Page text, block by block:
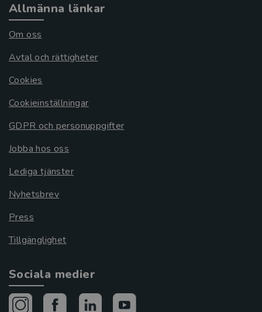
Allmänna länkar
Om oss
Avtal och rättigheter
Cookies
Cookieinställningar
GDPR och personuppgifter
Jobba hos oss
Lediga tjänster
Nyhetsbrev
Press
Tillgänglighet
Sociala medier